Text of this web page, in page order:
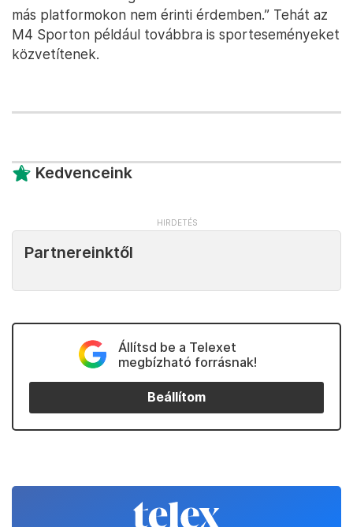
más platformokon nem érinti érdemben.” Tehát az
M4 Sporton például továbbra is sporteseményeket
közvetítenek.
Kedvenceink
Partnereinktől
Állítsd be a Telexet
megbízható forrásnak!
Beállítom